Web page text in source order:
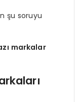
şu soruyu
markalar